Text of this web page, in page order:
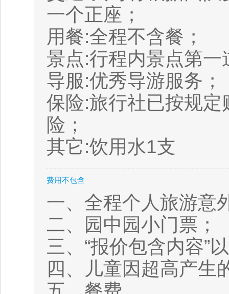
一个正座；
用餐:全程不含餐；
景点:行程内景点第一
导服:优秀导游服务；
保险:旅行社已按规
险；
其它:饮用水1支
费用不包含
一、全程个人旅游意
二、园中园小门票；
三、“报价包含内容”
四、儿童因超高产生